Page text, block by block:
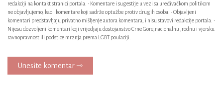
redakciji na kontakt stranici portala. • Komentare i sugestije u vezi sa uređivačkom politikom
ne objavljujemo, kao i komentare koji sadrže optužbe protiv drugih osoba. • Objavljeni
komentari predstavljaju privatno mišljenje autora komentara, i nisu stavovi redakcije portala. •
Nijesu dozvoljeni komentari koji vrijedjaju dostojanstvo Crne Gore,nacionalnu ,rodnu i vjersku
ravnopravnost ili podstice mrznja prema LGBT poulaciji.
Unesite komentar ⇾